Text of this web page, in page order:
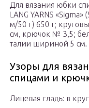
Для вязания юбки
LANG YARNS
м/50 г) 650 г;
см, крючок № 3,5;
талии шириной 5 см.
Узоры для
спицами и
Лицевая гладь: в